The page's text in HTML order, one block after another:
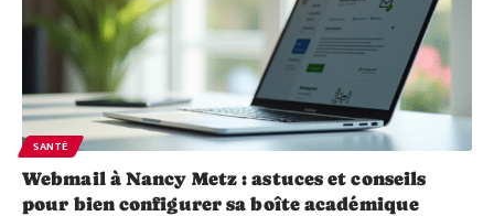
SANTÉ
Webmail à Nancy Metz : astuces et conseils
pour bien configurer sa boîte académique